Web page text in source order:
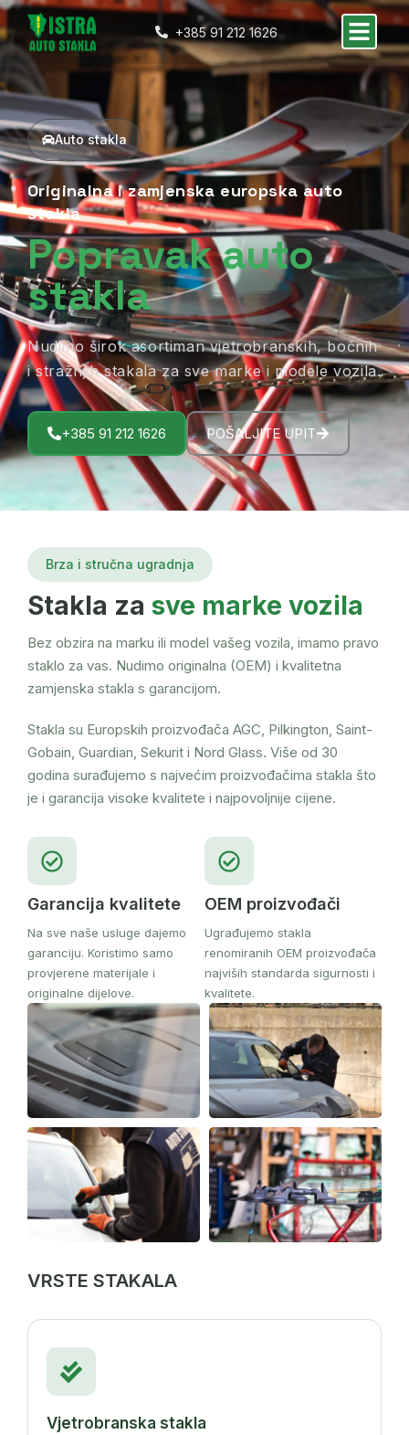
+385 91 212 1626
Auto stakla
Originalna i zamjenska europska auto
stakla
Popravak auto
stakla
Nudimo širok asortiman vjetrobranskih, bočnih
i stražnjih stakala za sve marke i modele vozila.
+385 91 212 1626 POŠALJITE UPIT
Brza i stručna ugradnja
Stakla za sve marke vozila
Bez obzira na marku ili model vašeg vozila, imamo pravo
staklo za vas. Nudimo originalna (OEM) i kvalitetna
zamjenska stakla s garancijom.
Stakla su Europskih proizvođača AGC, Pilkington, Saint-
Gobain, Guardian, Sekurit i Nord Glass. Više od 30
godina surađujemo s najvećim proizvođačima stakla što
je i garancija visoke kvalitete i najpovoljnije cijene.
Garancija kvalitete
Na sve naše usluge dajemo
garanciju. Koristimo samo
provjerene materijale i
originalne dijelove.
OEM proizvođači
Ugrađujemo stakla
renomiranih OEM proizvođača
najviših standarda sigurnosti i
kvalitete.
VRSTE STAKALA
Vjetrobranska stakla